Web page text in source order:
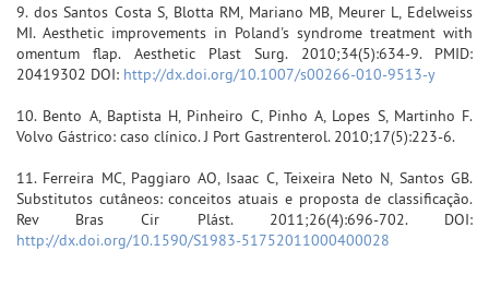
9. dos Santos Costa S, Blotta RM, Mariano MB, Meurer L, Edelweiss
MI. Aesthetic improvements in Poland's syndrome treatment with
omentum flap. Aesthetic Plast Surg. 2010;34(5):634-9. PMID:
20419302 DOI: http://dx.doi.org/10.1007/s00266-010-9513-y
10. Bento A, Baptista H, Pinheiro C, Pinho A, Lopes S, Martinho F.
Volvo Gástrico: caso clínico. J Port Gastrenterol. 2010;17(5):223-6.
11. Ferreira MC, Paggiaro AO, Isaac C, Teixeira Neto N, Santos GB.
Substitutos cutâneos: conceitos atuais e proposta de classificação.
Rev Bras Cir Plást. 2011;26(4):696-702. DOI:
http://dx.doi.org/10.1590/S1983-51752011000400028